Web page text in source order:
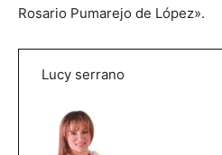
Rosario Pumarejo de López».
Lucy serrano